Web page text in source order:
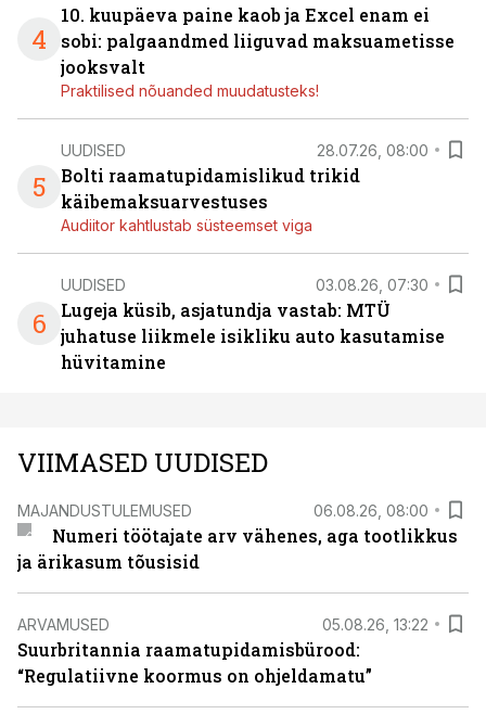
4
10. kuupäeva paine kaob ja Excel enam ei
sobi: palgaandmed liiguvad maksuametisse
jooksvalt
Praktilised nõuanded muudatusteks!
5
UUDISED 28.07.26, 08:00
Bolti raamatupidamislikud trikid
käibemaksuarvestuses
Audiitor kahtlustab süsteemset viga
6
UUDISED 03.08.26, 07:30
Lugeja küsib, asjatundja vastab: MTÜ
juhatuse liikmele isikliku auto kasutamise
hüvitamine
VIIMASED UUDISED
MAJANDUSTULEMUSED 06.08.26, 08:00
Numeri töötajate arv vähenes, aga tootlikkus
ja ärikasum tõusisid
ARVAMUSED 05.08.26, 13:22
Suurbritannia raamatupidamisbürood:
“Regulatiivne koormus on ohjeldamatu”